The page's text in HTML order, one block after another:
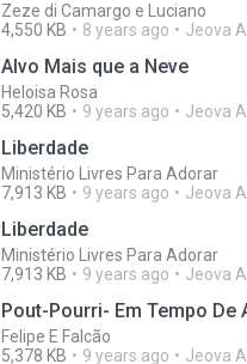
Zeze di Camargo e Luciano
4,550 KB
8 years ago Jeova A.
Alvo Mais que a Neve
Heloisa Rosa
5,420 KB
9 years ago Jeova A.
Liberdade
Ministério Livres Para Adorar
7,913 KB
9 years ago Jeova A.
Liberdade
Ministério Livres Para Adorar
7,913 KB
9 years ago Jeova A.
Felipe E Falcão
5,378 KB
9 years ago Jeova A.